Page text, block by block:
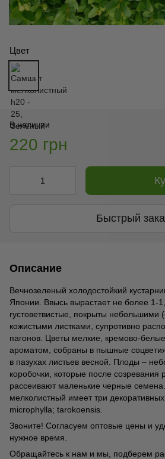
Цвет
В наличии
220 грн
Быстрый
Описание
Вечнозеленый холодостойкий
Японии. Ввысь вырастает не более 1-
густоветвистые, покрыты небольшими
кожистыми листками, супротивно
пагонов. Цветы мелкие, кремово-
ароматом, собраны в пышные
в пазухах листьев весной. Плоды –
коробочки, которые после созревания
рассеивают маленькие черные
мелколистный имеет три
microphylla; tarokoensis.
Звоните! Согласуем оптовые цены и
нужное время.
Обращайтесь к нам и мы, подберем